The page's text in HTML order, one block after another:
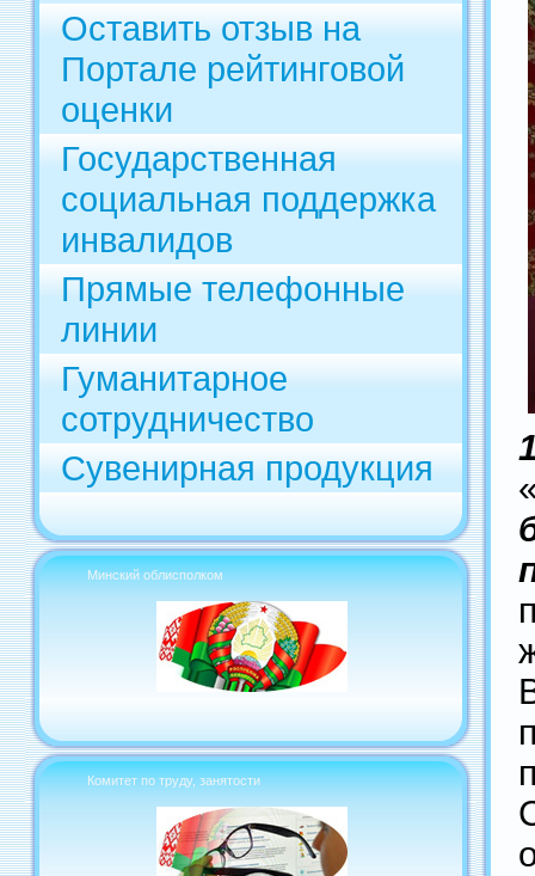
Оставить отзыв на
Портале рейтинговой
оценки
Государственная
социальная поддержка
инвалидов
Прямые телефонные
линии
Гуманитарное
сотрудничество
Сувенирная продукция
Минский облисполком
Комитет по труду, занятости